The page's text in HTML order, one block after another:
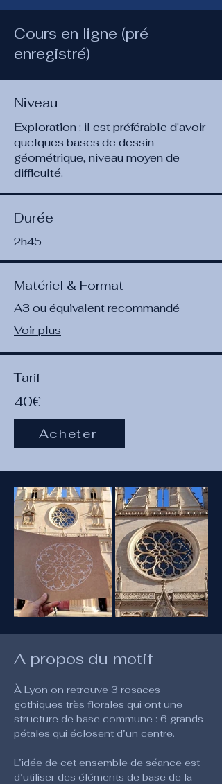
Cours en ligne (pré-
enregistré)
Niveau
Exploration : il est préférable d'avoir
quelques bases de dessin
géométrique, niveau moyen de
difficulté.
Durée
2h45
Matériel & Format
A3 ou équivalent recommandé
Voir plus
Tarif
40€
Acheter
A propos du motif
À Lyon on retrouve 3 rosaces
gothiques très florales qui ont une
structure de base commune : 6 grands
pétales qui éclosent d’un centre.
L’idée de cet ensemble de séance est
d’utiliser des éléments de base de la